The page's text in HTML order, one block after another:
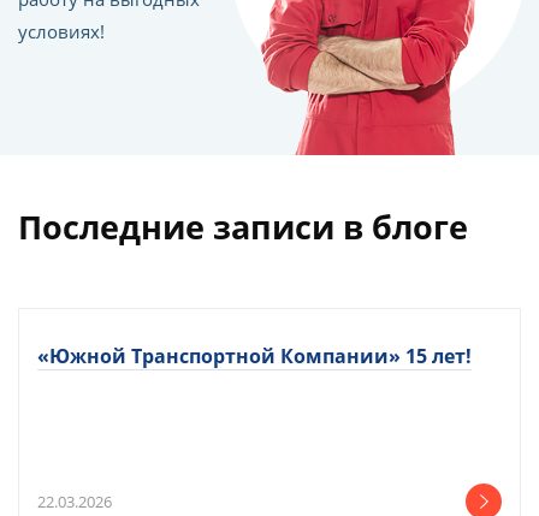
условиях!
Последние записи в блоге
«Южной Транспортной Компании» 15 лет!
22.03.2026